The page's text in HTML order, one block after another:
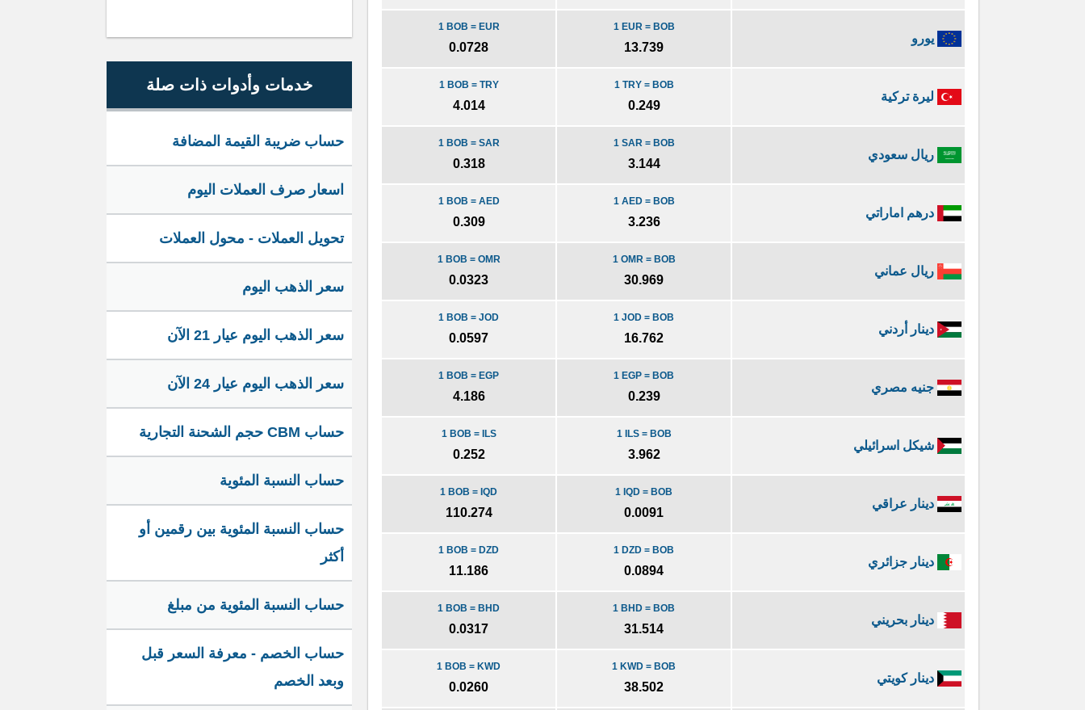
يورو
1 EUR = BOB
13.739
1 BOB = EUR
0.0728
ليرة تركية
1 TRY = BOB
0.249
1 BOB = TRY
4.014
ريال سعودي
1 SAR = BOB
3.144
1 BOB = SAR
0.318
درهم اماراتي
1 AED = BOB
3.236
1 BOB = AED
0.309
ريال عماني
1 OMR = BOB
30.969
1 BOB = OMR
0.0323
دينار أردني
1 JOD = BOB
16.762
1 BOB = JOD
0.0597
جنيه مصري
1 EGP = BOB
0.239
1 BOB = EGP
4.186
شيكل اسرائيلي
1 ILS = BOB
3.962
1 BOB = ILS
0.252
دينار عراقي
1 IQD = BOB
0.0091
1 BOB = IQD
110.274
دينار جزائري
1 DZD = BOB
0.0894
1 BOB = DZD
11.186
دينار بحريني
1 BHD = BOB
31.514
1 BOB = BHD
0.0317
دينار كويتي
1 KWD = BOB
38.502
1 BOB = KWD
0.0260
خدمات وأدوات ذات صلة
حساب ضريبة القيمة المضافة
اسعار صرف العملات اليوم
تحويل العملات - محول العملات
سعر الذهب اليوم
سعر الذهب اليوم عيار 21 الآن
سعر الذهب اليوم عيار 24 الآن
حساب CBM حجم الشحنة التجارية
حساب النسبة المئوية
حساب النسبة المئوية بين رقمين أو
أكثر
حساب النسبة المئوية من مبلغ
حساب الخصم - معرفة السعر قبل
وبعد الخصم